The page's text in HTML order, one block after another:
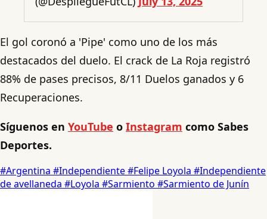
El gol coronó a 'Pipe' como uno de los más
destacados del duelo. El crack de La Roja registró
88% de pases precisos, 8/11 Duelos ganados y 6
Recuperaciones.
Síguenos en YouTube o Instagram como Sabes
Deportes.
#Argentina #Independiente#Felipe Loyola #Independiente
de avellaneda #Loyola #Sarmiento #Sarmiento de Junín